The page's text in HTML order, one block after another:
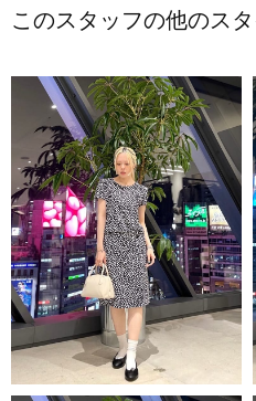
このスタッフの他のス